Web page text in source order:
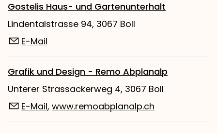
Gostelis Haus- und Gartenunterhalt
Lindentalstrasse 94, 3067 Boll
E-Mail
Grafik und Design - Remo Abplanalp
Unterer Strassackerweg 4, 3067 Boll
E-Mail, www.remoabplanalp.ch